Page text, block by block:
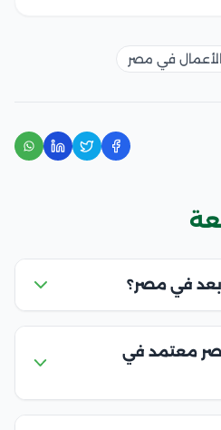
الأعمال في مصر
في مصر؟
معتمد في